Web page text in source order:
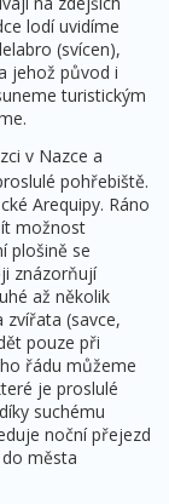
lodí uvidíme
(svícen),
jehož původ i
turistickým
v Nazce a
pohřebiště.
Arequipy. Ráno
možnost
plošině se
znázorňují
až několik
(savce,
pouze při
řádu můžeme
je proslulé
suchému
noční přejezd
města